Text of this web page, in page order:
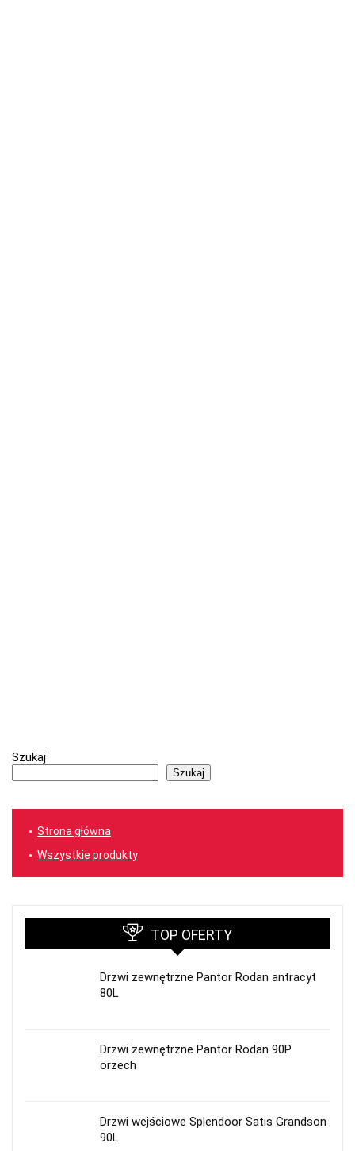
Szukaj
Szukaj
Strona główna
Wszystkie produkty
TOP OFERTY
Drzwi zewnętrzne Pantor Rodan antracyt
80L
Drzwi zewnętrzne Pantor Rodan 90P
orzech
Drzwi wejściowe Splendoor Satis Grandson
90L